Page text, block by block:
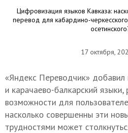
Цифровизация языков Кавказа:
перевод для кабардино-
17 октября,
«Яндекс Переводчик» добавил
и карачаево-балкарский языки,
возможности для
насколько совершенны эти
трудностями может